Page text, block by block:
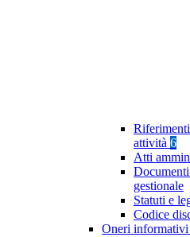
attività 6
Atti
gestionale
Statuti e
Codice
Oneri informativi